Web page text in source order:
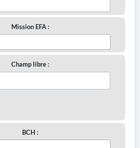
Mission EFA :
Champ libre :
BCH :